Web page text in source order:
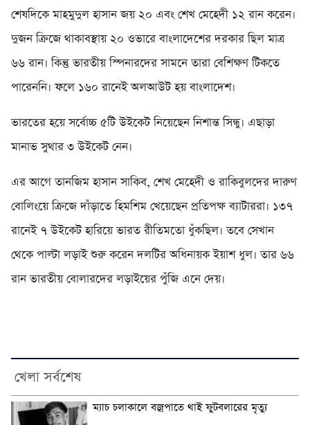
শেষদিকে মাহমুদুল হাসান জয় ২০ এবং শেখ মেহেদী ১২ রান করেন।
দুজন ক্রিজে থাকাবস্থায় ২০ ওভারে বাংলাদেশের দরকার ছিল মাত্র
৬৬ রান। কিন্তু ভারতীয় স্পিনারদের সামনে তারা বেশিক্ষণ টিকতে
পারেননি। ফলে ১৬০ রানেই অলআউট হয় বাংলাদেশ।
ভারতের হয়ে সর্বোচ্চ ৫টি উইকেট নিয়েছেন নিশান্ত সিন্ধু। এছাড়া
মানাভ সুথার ৩ উইকেট নেন।
এর আগে তানজিম হাসান সাকিব, শেখ মেহেদী ও রাকিবুলদের দারুণ
বোলিংয়ে ক্রিজে দাঁড়াতে হিমশিম খেয়েছেন প্রতিপক্ষ ব্যাটাররা। ১৩৭
রানেই ৭ উইকেট হারিয়ে ভারত রীতিমতো ধুঁকছিল। তবে সেখান
থেকে পাল্টা লড়াই শুরু করেন দলটির অধিনায়ক ইয়াশ ধুল। তার ৬৬
রান ভারতীয় বোলারদের লড়াইয়ের পুঁজি এনে দেয়।
খেলা সর্বশেষ
ম্যাচ চলাকালে বজ্রপাতে থাই ফুটবলারের মৃত্যু